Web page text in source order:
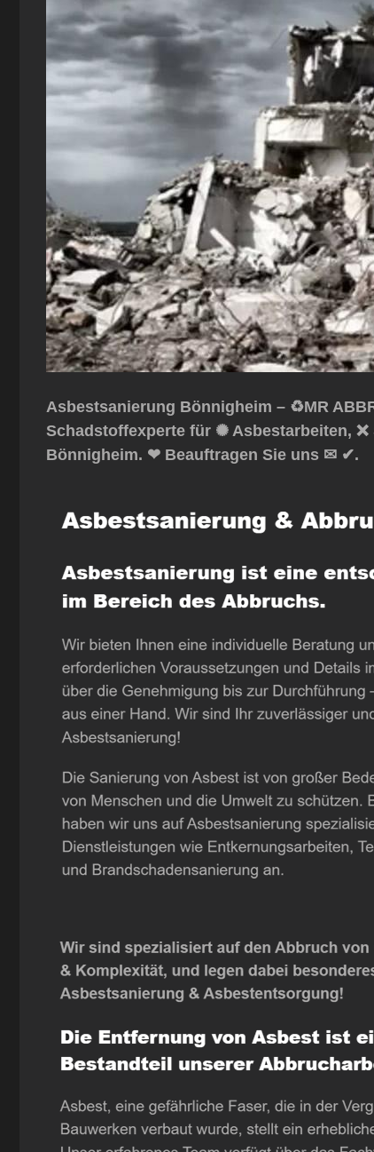
Asbestsanierung Bönnigheim – ♻️MR
Schadstoffexperte für ✺ Asbestarbeiten,
Bönnigheim. ❤ Beauftragen Sie uns ✉ ✔.